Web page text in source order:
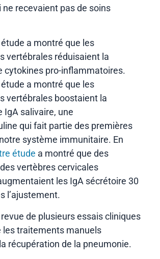
ne recevaient pas de soins
étude a montré que les
vertébrales réduisaient la
cytokines pro-inflammatoires.
étude a montré que les
vertébrales boostaient la
IgA salivaire, une
qui fait partie des premières
système immunitaire. En
étude a montré que des
vertèbres cervicales
les IgA sécrétoire 30
l’ajustement.
de plusieurs essais cliniques
les traitements manuels
récupération de la pneumonie.